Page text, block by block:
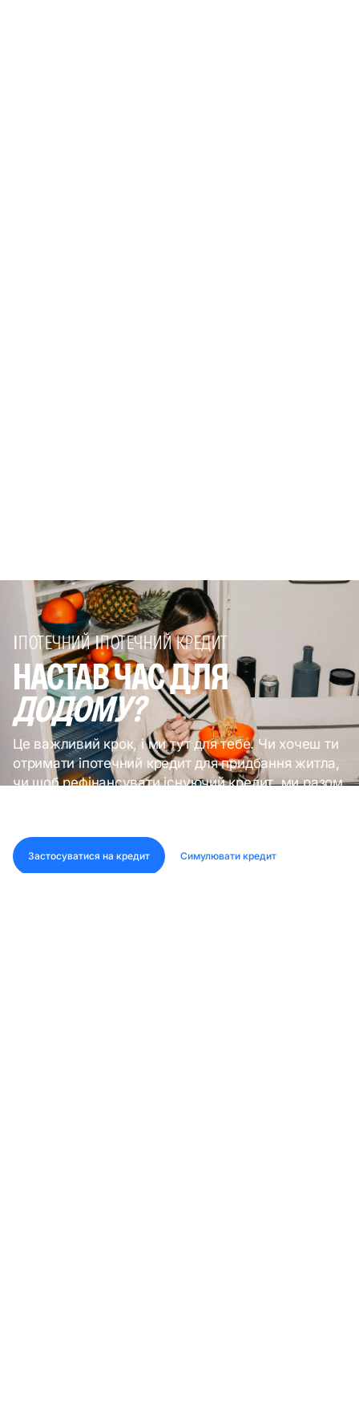
ІПОТЕЧНИЙ ІПОТЕЧНИЙ КРЕДИТ
НАСТАВ ЧАС ДЛЯ
ДОДОМУ?
Це важливий крок, і ми тут для тебе. Чи хочеш ти
отримати іпотечний кредит для придбання житла,
чи щоб рефінансувати існуючий кредит, ми разом
Застосуватися на кредит Симулювати кредит